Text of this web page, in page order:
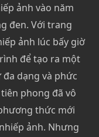
ảnh vào năm
đen. Với trang
ảnh lúc bấy giờ
để tạo ra một
dạng và phức
phong đã vô
thức mới
ảnh. Nhưng